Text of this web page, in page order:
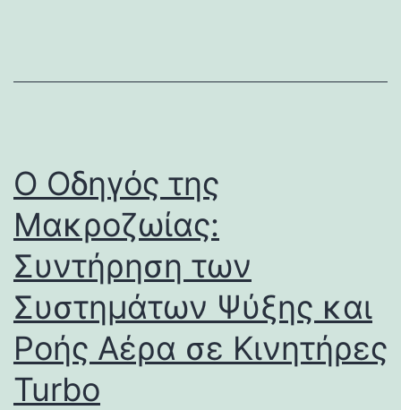
Ο Οδηγός της
Μακροζωίας:
Συντήρηση των
Συστημάτων Ψύξης και
Ροής Αέρα σε Κινητήρες
Turbo